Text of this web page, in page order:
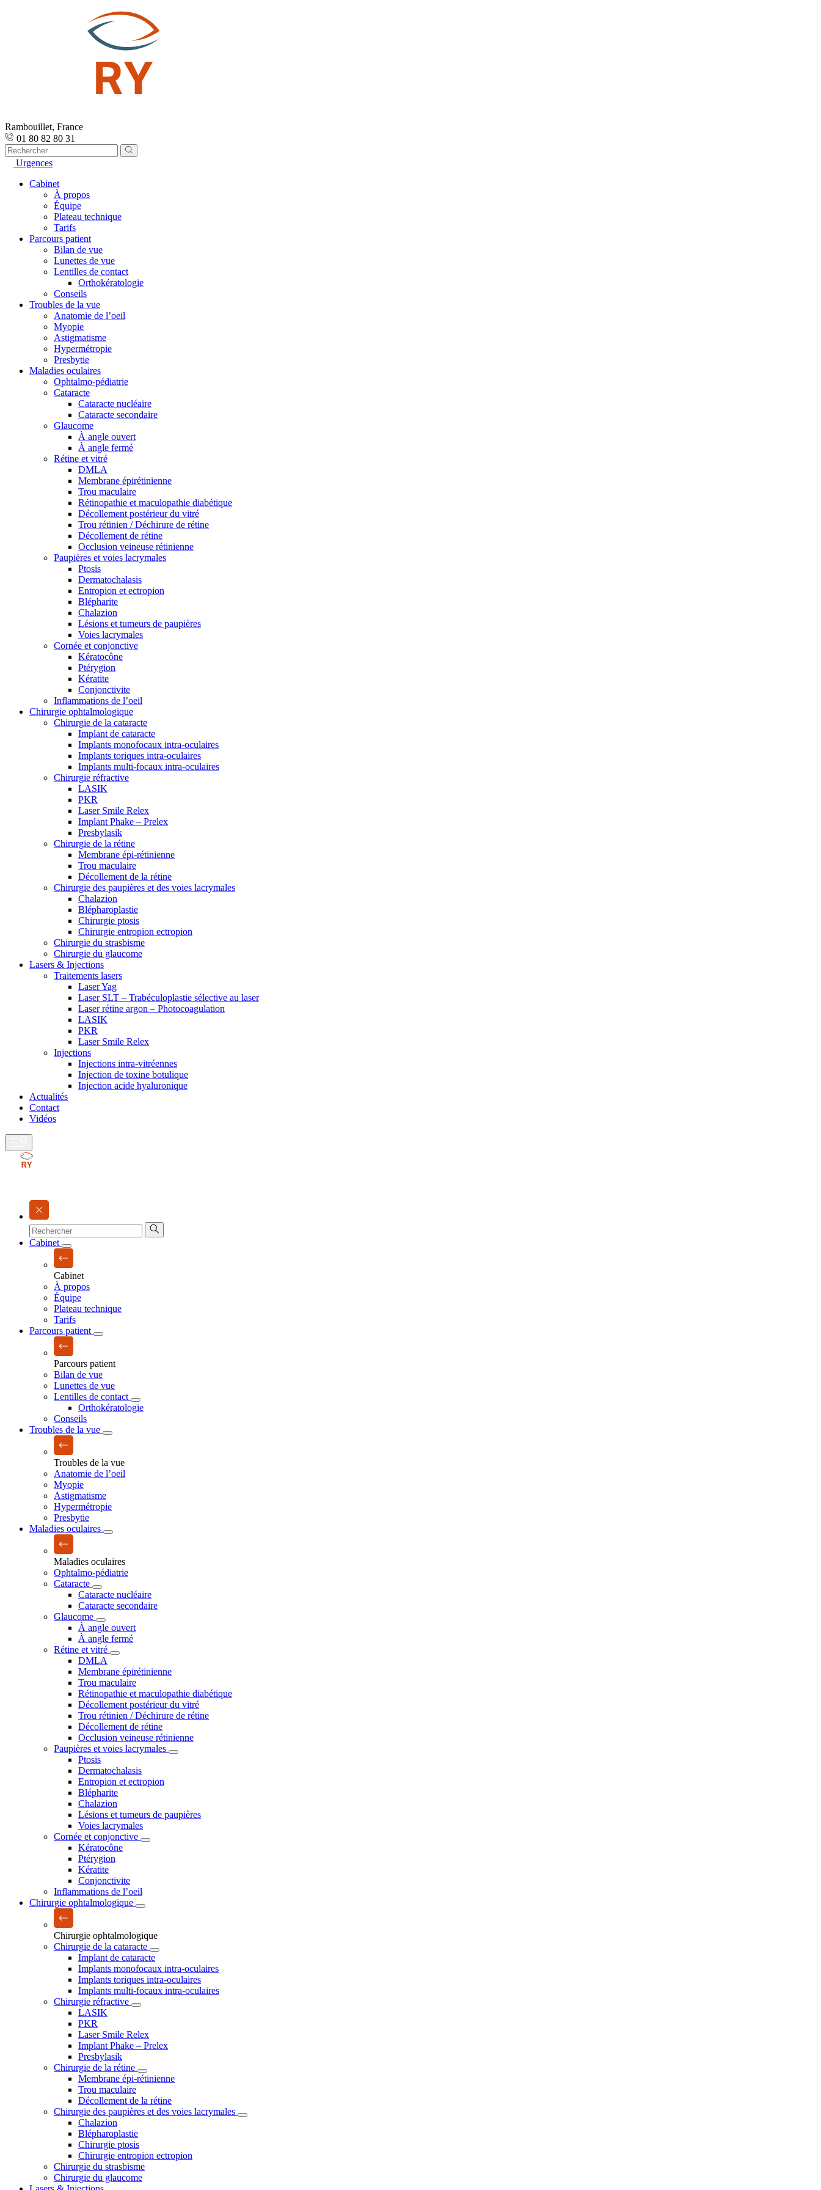
Rambouillet, France
01 80 82 80 31
Urgences
Cabinet
À propos
Équipe
Plateau technique
Tarifs
Parcours patient
Bilan de vue
Lunettes de vue
Lentilles de contact
Orthokératologie
Conseils
Troubles de la vue
Anatomie de l’oeil
Myopie
Astigmatisme
Hypermétropie
Presbytie
Maladies oculaires
Ophtalmo-pédiatrie
Cataracte
Cataracte nucléaire
Cataracte secondaire
Glaucome
À angle ouvert
À angle fermé
Rétine et vitré
DMLA
Membrane épirétinienne
Trou maculaire
Rétinopathie et maculopathie diabétique
Décollement postérieur du vitré
Trou rétinien / Déchirure de rétine
Décollement de rétine
Occlusion veineuse rétinienne
Paupières et voies lacrymales
Ptosis
Dermatochalasis
Entropion et ectropion
Blépharite
Chalazion
Lésions et tumeurs de paupières
Voies lacrymales
Cornée et conjonctive
Kératocône
Ptérygion
Kératite
Conjonctivite
Inflammations de l’oeil
Chirurgie ophtalmologique
Chirurgie de la cataracte
Implant de cataracte
Implants monofocaux intra-oculaires
Implants toriques intra-oculaires
Implants multi-focaux intra-oculaires
Chirurgie réfractive
LASIK
PKR
Laser Smile Relex
Implant Phake – Prelex
Presbylasik
Chirurgie de la rétine
Membrane épi-rétinienne
Trou maculaire
Décollement de la rétine
Chirurgie des paupières et des voies lacrymales
Chalazion
Blépharoplastie
Chirurgie ptosis
Chirurgie entropion ectropion
Chirurgie du strasbisme
Chirurgie du glaucome
Lasers & Injections
Traitements lasers
Laser Yag
Laser SLT – Trabéculoplastie sélective au laser
Laser rétine argon – Photocoagulation
LASIK
PKR
Laser Smile Relex
Injections
Injections intra-vitréennes
Injection de toxine botulique
Injection acide hyaluronique
Actualités
Contact
Vidéos
Cabinet
Cabinet
À propos
Équipe
Plateau technique
Tarifs
Parcours patient
Parcours patient
Bilan de vue
Lunettes de vue
Lentilles de contact
Orthokératologie
Conseils
Troubles de la vue
Troubles de la vue
Anatomie de l’oeil
Myopie
Astigmatisme
Hypermétropie
Presbytie
Maladies oculaires
Maladies oculaires
Ophtalmo-pédiatrie
Cataracte
Cataracte nucléaire
Cataracte secondaire
Glaucome
À angle ouvert
À angle fermé
Rétine et vitré
DMLA
Membrane épirétinienne
Trou maculaire
Rétinopathie et maculopathie diabétique
Décollement postérieur du vitré
Trou rétinien / Déchirure de rétine
Décollement de rétine
Occlusion veineuse rétinienne
Paupières et voies lacrymales
Ptosis
Dermatochalasis
Entropion et ectropion
Blépharite
Chalazion
Lésions et tumeurs de paupières
Voies lacrymales
Cornée et conjonctive
Kératocône
Ptérygion
Kératite
Conjonctivite
Inflammations de l’oeil
Chirurgie ophtalmologique
Chirurgie ophtalmologique
Chirurgie de la cataracte
Implant de cataracte
Implants monofocaux intra-oculaires
Implants toriques intra-oculaires
Implants multi-focaux intra-oculaires
Chirurgie réfractive
LASIK
PKR
Laser Smile Relex
Implant Phake – Prelex
Presbylasik
Chirurgie de la rétine
Membrane épi-rétinienne
Trou maculaire
Décollement de la rétine
Chirurgie des paupières et des voies lacrymales
Chalazion
Blépharoplastie
Chirurgie ptosis
Chirurgie entropion ectropion
Chirurgie du strasbisme
Chirurgie du glaucome